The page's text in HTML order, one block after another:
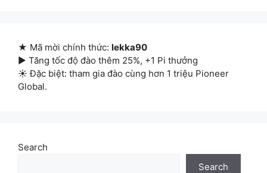
★ Mã mời chính thức: lekka90
▶ Tăng tốc độ đào thêm 25%, +1 Pi thưởng
☀ Đặc biệt: tham gia đào cùng hơn 1 triệu Pioneer
Global.
Search
Search